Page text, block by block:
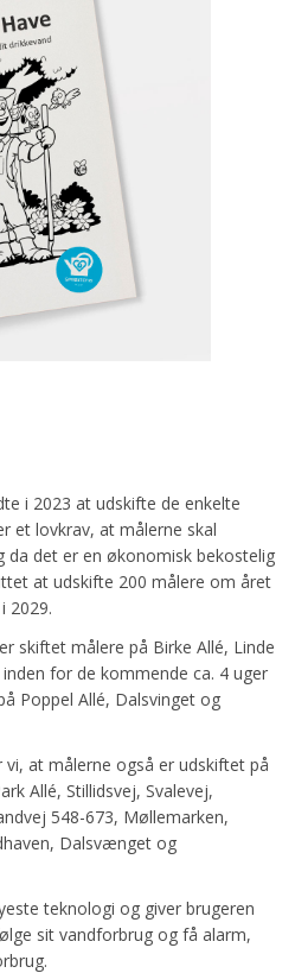
i 2023 at udskifte de enkelte
et lovkrav, at målerne skal
det er en økonomisk bekostelig
at udskifte 200 målere om året
2029.
skiftet målere på Birke Allé, Linde
for de kommende ca. 4 uger
Poppel Allé, Dalsvinget og
at målerne også er udskiftet på
Allé, Stillidsvej, Svalevej,
548-673, Møllemarken,
Dalsvænget og
teknologi og giver brugeren
sit vandforbrug og få alarm,